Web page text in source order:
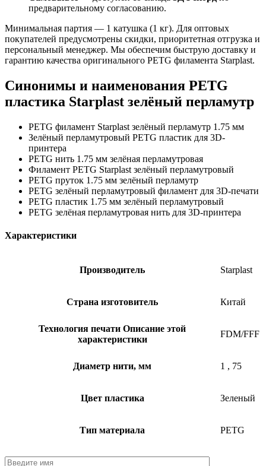
предварительному согласованию.
Минимальная партия — 1 катушка (1 кг). Для оптовых
покупателей предусмотрены скидки, приоритетная отгрузка и
персональный менеджер. Мы обеспечим быструю доставку и
гарантию качества оригинального PETG филамента Starplast.
Синонимы и наименования PETG
пластика Starplast зелёный перламутр
PETG филамент Starplast зелёный перламутр 1.75 мм
Зелёный перламутровый PETG пластик для 3D-
принтера
PETG нить 1.75 мм зелёная перламутровая
Филамент PETG Starplast зелёный перламутровый
PETG пруток 1.75 мм зелёный перламутр
PETG зелёный перламутровый филамент для 3D-печати
PETG пластик 1.75 мм зелёный перламутровый
PETG зелёная перламутровая нить для 3D-принтера
Характеристики
Производитель Starplast
Страна изготовитель Китай
Технология печати Описание этой
характеристики
FDM/FFF
Диаметр нити, мм 1 , 75
Цвет пластика Зеленый
Тип материала PETG